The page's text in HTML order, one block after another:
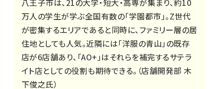
八王子市は、21の大学・短大・高専が集まり、約10
万人の学生が学ぶ全国有数の「学園都市」。Z世代
が密集するエリアであると同時に、ファミリー層の居
住地としても人気。近隣には「洋服の青山」の既存
店が6店舗あり、「AO+」はそれらを補完するサテラ
イト店としての役割も期待できる。（店舗開発部 木
下俊之氏）